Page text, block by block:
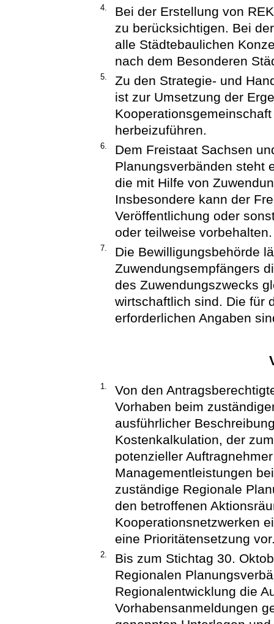
4.
Bei der Erstellung von
zu berücksichtigen. Bei
alle Städtebaulichen
nach dem Besonderen
5.
Zu den Strategie- und
ist zur Umsetzung der
herbeizuführen.
6.
Dem Freistaat Sachsen
Planungsverbänden steht
die mit Hilfe von
Insbesondere kann der
Veröffentlichung oder
oder teilweise vorbehalten.
7.
Die Bewilligungsbehörde
Zuwendungsempfängers
des Zuwendungszwecks
wirtschaftlich sind. Die für
erforderlichen Angaben
1.
Von den
Vorhaben beim
ausführlicher
Kostenkalkulation, der
potenzieller
Managementleistungen
zuständige Regionale
den betroffenen
Kooperationsnetzwerken
eine Prioritätensetzung
2.
Bis zum Stichtag 30.
Regionalen
Regionalentwicklung die
Vorhabensanmeldungen